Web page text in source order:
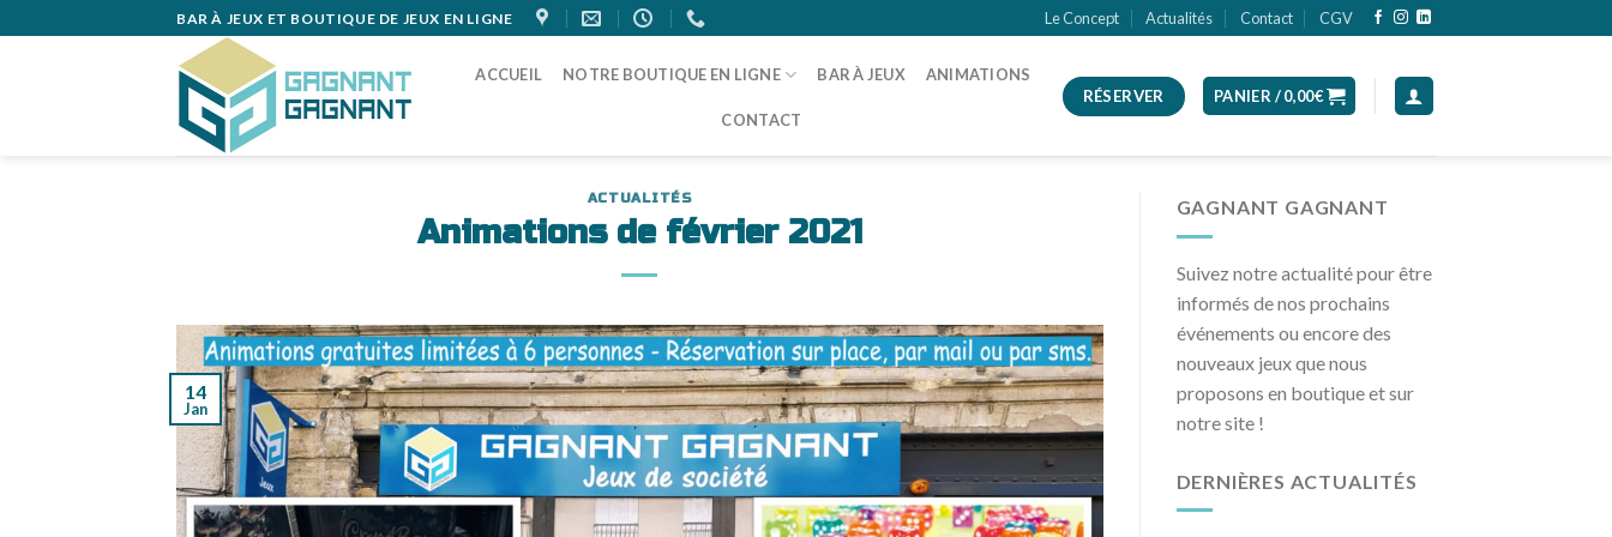
BAR À JEUX ET BOUTIQUE DE JEUX EN LIGNE Le Concept Actualités Contact CGV
ACCUEIL NOTRE BOUTIQUE EN LIGNE BAR À JEUX ANIMATIONS
CONTACT
RÉSERVER PANIER /0,00€
ACTUALITÉS
Animations de février 2021
14
Jan
GAGNANT GAGNANT
Suivez notre actualité pour être
informés de nos prochains
événements ou encore des
nouveaux jeux que nous
proposons en boutique et sur
notre site !
DERNIÈRES ACTUALITÉS